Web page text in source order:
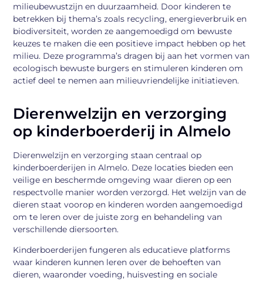
milieubewustzijn en duurzaamheid. Door kinderen te
betrekken bij thema’s zoals recycling, energieverbruik en
biodiversiteit, worden ze aangemoedigd om bewuste
keuzes te maken die een positieve impact hebben op het
milieu. Deze programma’s dragen bij aan het vormen van
ecologisch bewuste burgers en stimuleren kinderen om
actief deel te nemen aan milieuvriendelijke initiatieven.
Dierenwelzijn en verzorging
op kinderboerderij in Almelo
Dierenwelzijn en verzorging staan centraal op
kinderboerderijen in Almelo. Deze locaties bieden een
veilige en beschermde omgeving waar dieren op een
respectvolle manier worden verzorgd. Het welzijn van de
dieren staat voorop en kinderen worden aangemoedigd
om te leren over de juiste zorg en behandeling van
verschillende diersoorten.
Kinderboerderijen fungeren als educatieve platforms
waar kinderen kunnen leren over de behoeften van
dieren, waaronder voeding, huisvesting en sociale